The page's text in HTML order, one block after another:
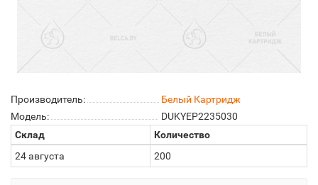
Производитель:
Белый Картридж
Модель:
DUKYEP2235030
Склад
Количество
24 августа
200